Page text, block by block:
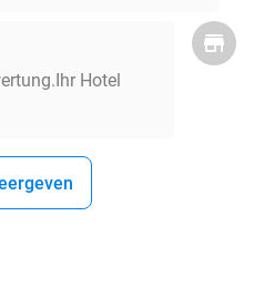
Hotel